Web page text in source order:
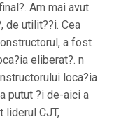
Am mai avut
de utilit??i. Cea
a fost
eliberat?. n
loca?ia
putut ?i de-aici a
liderul CJT,